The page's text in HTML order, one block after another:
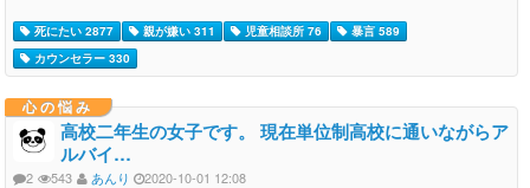
死にたい 2877 親が嫌い 311 児童相談所 76
暴言 589
カウンセラー 330
心の悩み
高校二年生の女子です。 現在単位制高校に通いながらア
ルバイ…
2 543 あんり 2020-10-01 12:08